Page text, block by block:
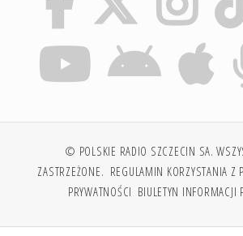
© POLSKIE RADIO SZCZECIN SA.
ZASTRZEŻONE. REGULAMIN KORZYSTANIA Z
PRYWATNOŚCI BIULETYN INFORMACJI